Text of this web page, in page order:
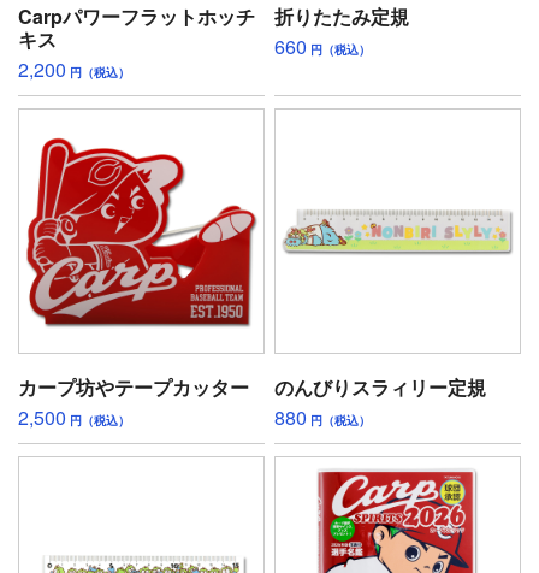
Carpパワーフラットホッチ
キス
2,200 円（税込）
折りたたみ定規
660 円（税込）
カープ坊やテープカッター
2,500 円（税込）
のんびりスラィリー定規
880 円（税込）